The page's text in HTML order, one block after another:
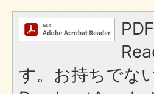
す。お持ちでな